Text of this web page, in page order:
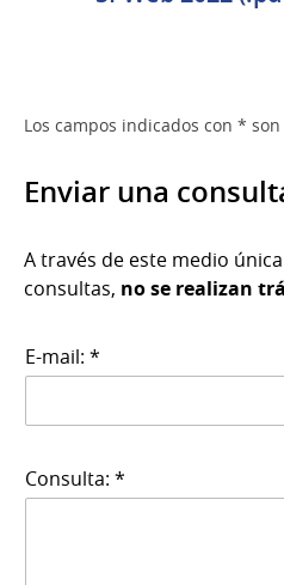
Los campos indicados con *
Enviar una
A través de este medio
consultas, no se realizan
E-mail: *
Consulta: *